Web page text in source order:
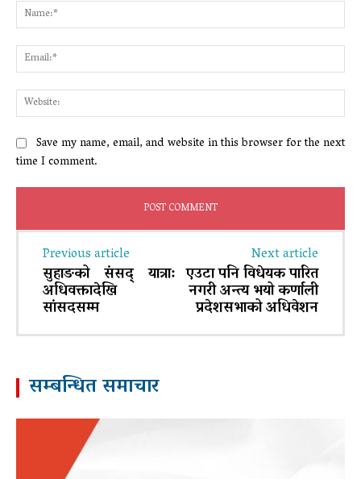
Save my name, email, and website in this browser for the next
time I comment.
Previous article
सुहाङको संसद् यात्रा:
अधिवक्तादेखि
सांसदसम्म
Next article
एउटा पनि विधेयक पारित
नगरी अन्त्य भयो कर्णाली
प्रदेशसभाको अधिवेशन
सम्बन्धित समाचार